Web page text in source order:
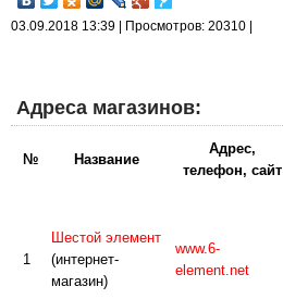
03.09.2018 13:39 | Просмотров: 20310 |
Адреса магазинов:
№ Название
Адрес,
телефон, сайт
1
Шестой элемент
(интернет-
магазин)
www.6-
element.net